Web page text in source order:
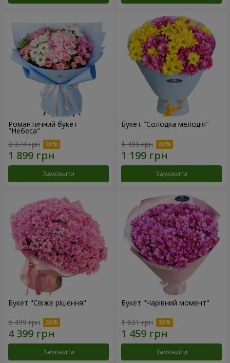
Романтичний букет
"Небеса"
2 374 грн
Замовити
Букет "Солодка мелодія"
1 499 грн
Замовити
Букет "Свіже рішення"
5 499 грн
Замовити
Букет "Чарівний момент"
1 621 грн
Замовити